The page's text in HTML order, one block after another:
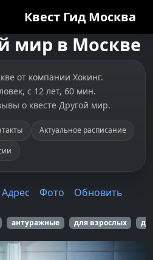
Квест Гид Москва
мир в Москве
от компании Хокинг.
с 12 лет, 60 мин.
о квесте Другой мир.
Актуальное расписание
Адрес Фото Обновить
антуражные для взрослых